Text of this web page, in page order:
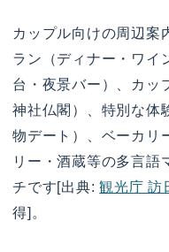
カップル向けの周辺案
ラン（ディナー・ワイ
台・夜景バー）、カッ
神社仏閣）、特別な体
物デート）、ベーカリ
リー・酒蔵等の多言語
チです[出典:観光庁 訪
得]。